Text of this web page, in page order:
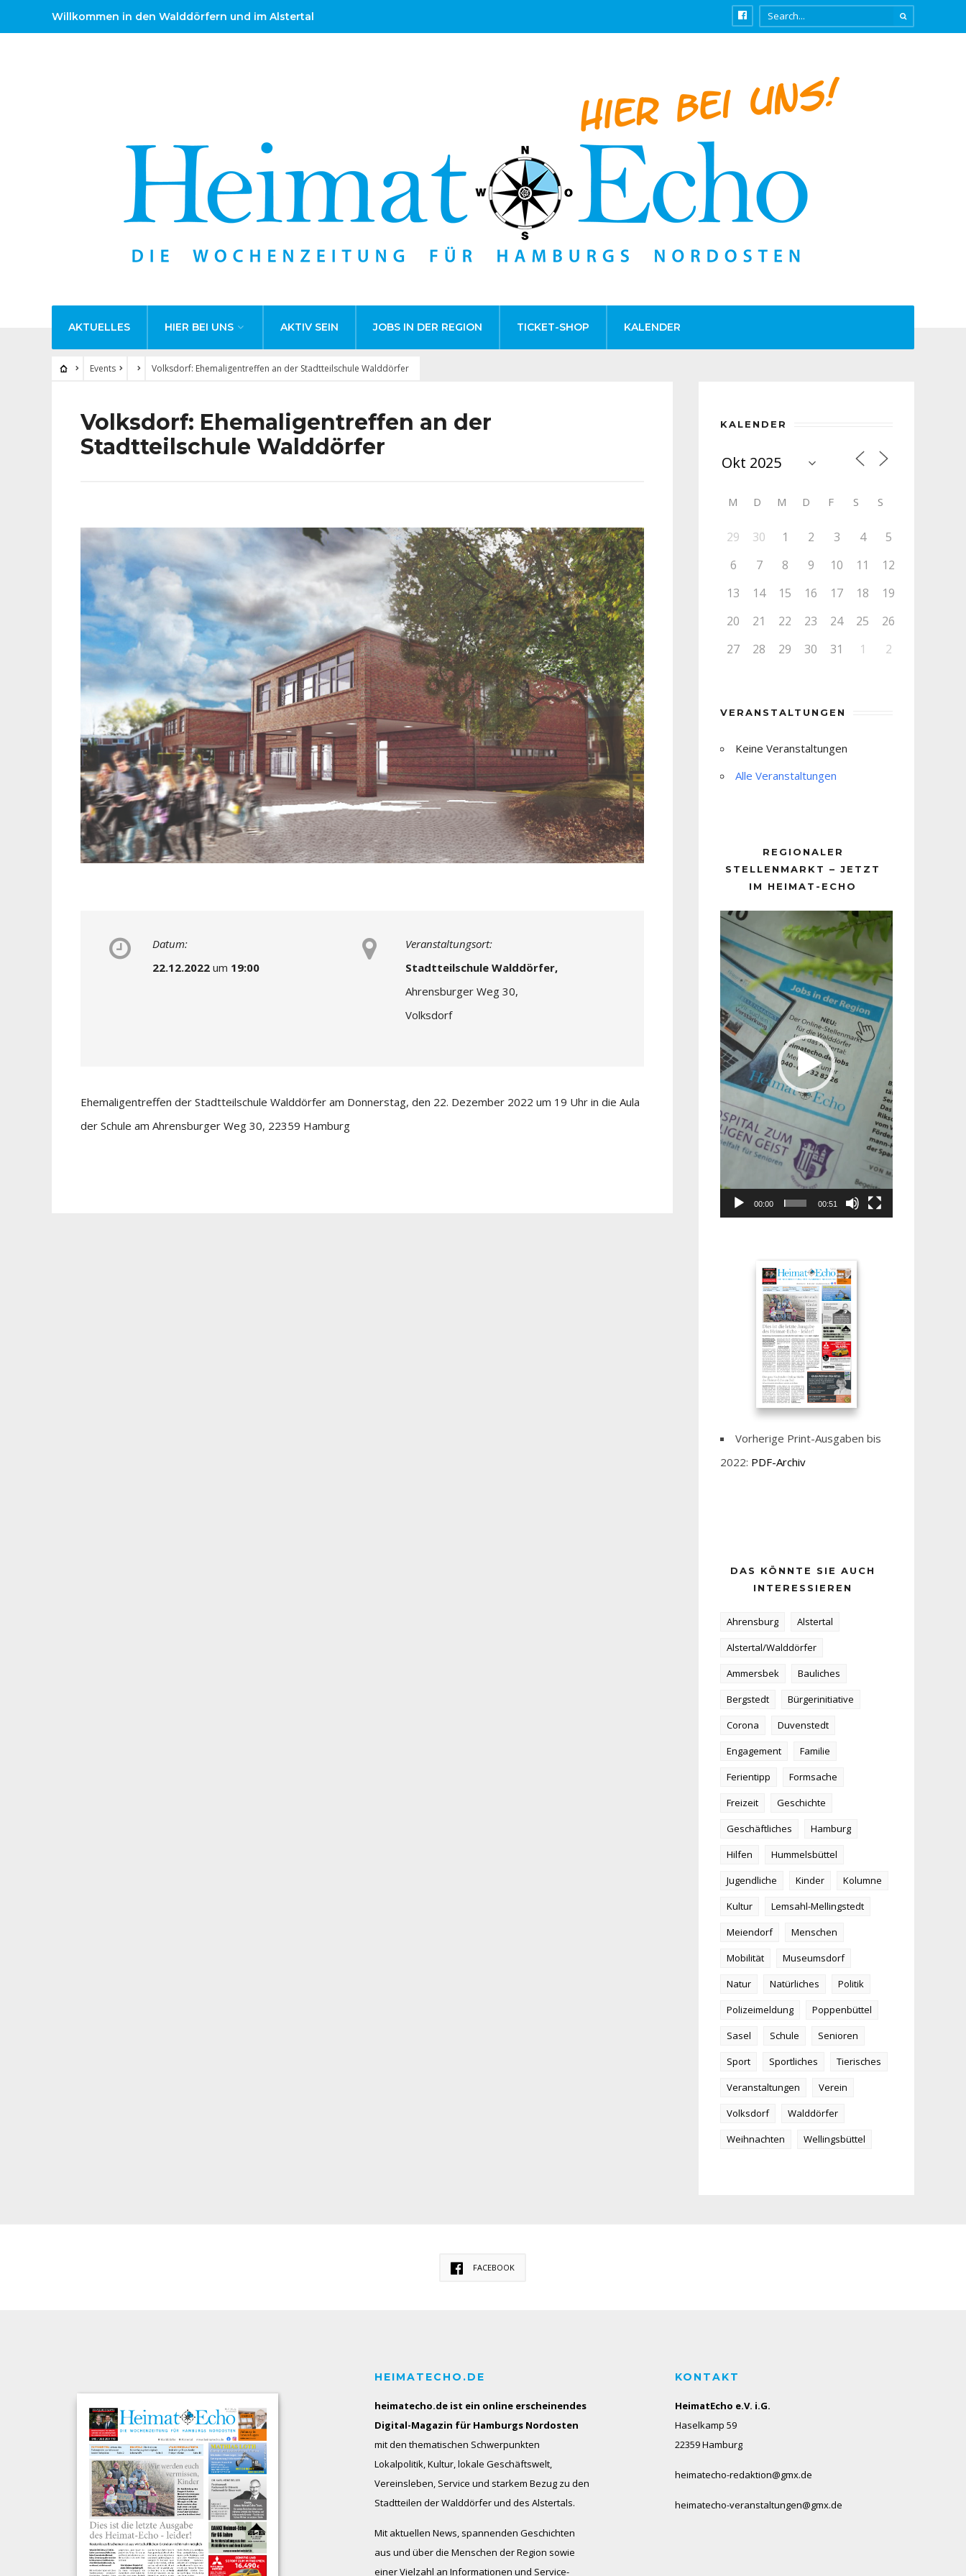
Willkommen in den Walddörfern und im Alstertal
AKTUELLES HIER BEI UNS AKTIV SEIN JOBS IN DER REGION TICKET-SHOP KALENDER
Events Volksdorf: Ehemaligentreffen an der Stadtteilschule Walddörfer
Volksdorf: Ehemaligentreffen an der
Stadtteilschule Walddörfer
Datum:
22.12.2022 um 19:00
Veranstaltungsort:
Stadtteilschule Walddörfer,
Ahrensburger Weg 30,
Volksdorf
Ehemaligentreffen der Stadtteilschule Walddörfer am Donnerstag, den 22. Dezember 2022 um 19 Uhr in die Aula
der Schule am Ahrensburger Weg 30, 22359 Hamburg
KALENDER
M D M D F S S
29 30 1 2 3 4
5
6
7 8 9 10 11
12
13
14 15 16 17 18
19
20
21 22 23 24 25
26
27
28 29 30 31 1 2
VERANSTALTUNGEN
Keine Veranstaltungen
Alle Veranstaltungen
REGIONALER
STELLENMARKT – JETZT
IM HEIMAT-ECHO
Player
00:00 00:51
Vorherige Print-Ausgaben bis
2022: PDF-Archiv
DAS KÖNNTE SIE AUCH
INTERESSIEREN
Ahrensburg
Alstertal
Alstertal/Walddörfer
Ammersbek
Bauliches
Bergstedt
Bürgerinitiative
Corona
Duvenstedt
Engagement
Familie
Ferientipp
Formsache
Freizeit
Geschichte
Geschäftliches
Hamburg
Hilfen
Hummelsbüttel
Jugendliche
Kinder
Kolumne
Kultur
Lemsahl-Mellingstedt
Meiendorf
Menschen
Mobilität
Museumsdorf
Natur
Natürliches
Politik
Polizeimeldung
Poppenbüttel
Sasel
Schule
Senioren
Sport
Sportliches
Tierisches
Veranstaltungen
Verein
Volksdorf
Walddörfer
Weihnachten
Wellingsbüttel
FACEBOOK
HEIMATECHO.DE
heimatecho.de ist ein online erscheinendes
Digital-Magazin für Hamburgs Nordosten
mit den thematischen Schwerpunkten
Lokalpolitik, Kultur, lokale Geschäftswelt,
Vereinsleben, Service und starkem Bezug zu den
Stadtteilen der Walddörfer und des Alstertals.
Mit aktuellen News, spannenden Geschichten
aus und über die Menschen der Region sowie
einer Vielzahl an Informationen und Service-
KONTAKT
HeimatEcho e.V. i.G.
Haselkamp 59
22359 Hamburg
heimatecho-redaktion@gmx.de
heimatecho-veranstaltungen@gmx.de